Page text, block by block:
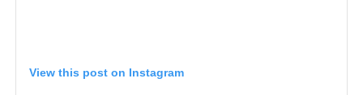
View this post on Instagram